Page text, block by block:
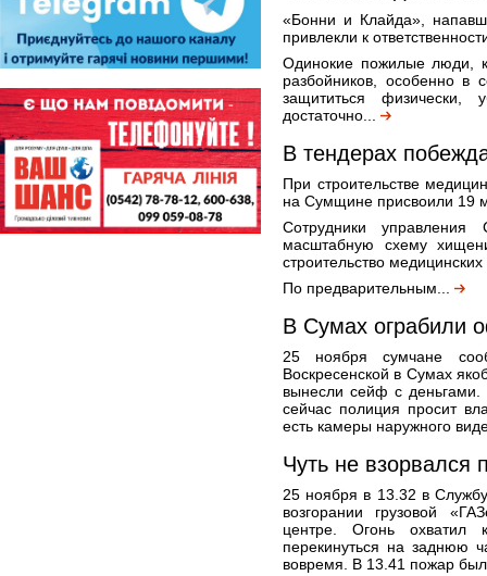
«Бонни и Клайда»,
привлекли к
Одинокие пожилые люди,
разбойников, особенно в
защититься
достаточно...
В тендерах
При строительстве
на Сумщине присвоили 19
Сотрудники
масштабную схему
строительство
По предварительным...
В Сумах ограбили
25 ноября сумчане
Воскресенской в Сумах
вынесли сейф с
сейчас полиция просит
есть камеры наружного
Чуть не взорвался
25 ноября в 13.32 в
возгорании грузовой
центре. Огонь охватил
перекинуться на заднюю
вовремя. В 13.41 пожар